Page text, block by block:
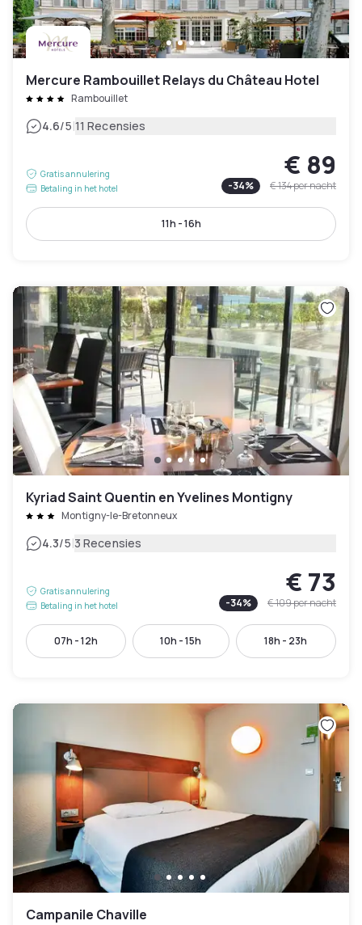
Mercure Rambouillet Relays du Château Hotel
Rambouillet
4.6/5|11 Recensies
Gratis annulering
Betaling in het hotel
€ 89
-34% € 134per nacht
11h - 16h
Kyriad Saint Quentin en Yvelines Montigny
Montigny-le-Bretonneux
4.3/5|3 Recensies
Gratis annulering
Betaling in het hotel
€ 73
-34% € 109per nacht
07h - 12h 10h - 15h 18h - 23h
Campanile Chaville